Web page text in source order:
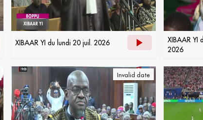
XIBAAR YI du lundi 20 juil. 2026
XIBAAR YI
2026
Invalid date